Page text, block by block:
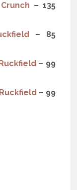
– 135
– 85
– 99
– 99